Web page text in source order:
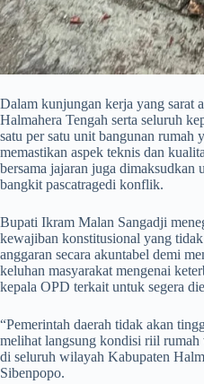
​Dalam kunjungan kerja yang sarat
Halmahera Tengah serta seluruh
satu per satu unit bangunan rumah
memastikan aspek teknis dan
bersama jajaran juga dimaksudkan
bangkit pascatragedi konflik.
​Bupati Ikram Malan Sangadji
kewajiban konstitusional yang
anggaran secara akuntabel demi
keluhan masyarakat mengenai
kepala OPD terkait untuk segera
​“Pemerintah daerah tidak akan
melihat langsung kondisi riil rumah
di seluruh wilayah Kabupaten
Sibenpopo.